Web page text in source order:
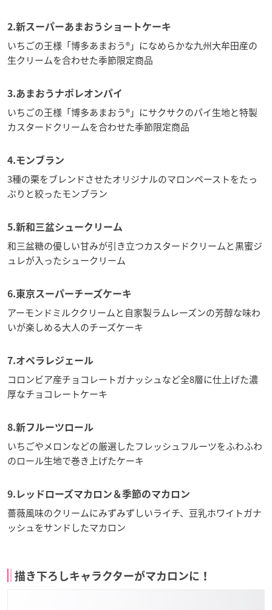
2.新スーパーあまおうショートケーキ
いちごの王様「博多あまおう®」になめらかな九州大牟田産の
生クリームを合わせた季節限定商品
3.あまおうナポレオンパイ
いちごの王様「博多あまおう®」にサクサクのパイ生地と特製
カスタードクリームを合わせた季節限定商品
4.モンブラン
3種の栗をブレンドさせたオリジナルのマロンペーストをたっ
ぷりと絞ったモンブラン
5.新和三盆シュークリーム
和三盆糖の優しい甘みが引き立つカスタードクリームと黒蜜ジ
ュレが入ったシュークリーム
6.東京スーパーチーズケーキ
アーモンドミルククリームと自家製ラムレーズンの芳醇な味わ
いが楽しめる大人のチーズケーキ
7.オペラレジェール
コロンビア産チョコレートガナッシュなど全8層に仕上げた濃
厚なチョコレートケーキ
8.新フルーツロール
いちごやメロンなどの厳選したフレッシュフルーツをふわふわ
のロール生地で巻き上げたケーキ
9.レッドローズマカロン＆季節のマカロン
薔薇風味のクリームにみずみずしいライチ、豆乳ホワイトガナ
ッシュをサンドしたマカロン
描き下ろしキャラクターがマカロンに！